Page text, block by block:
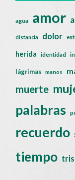
agua amor
distancia dolor
herida identidad
lágrimas manos
muerte
palabras
recuerdo
tiempo